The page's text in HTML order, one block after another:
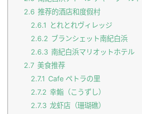
2.6 推荐的酒店和度假村
2.6.1
とれとれヴィレッジ
2.6.2 ブランシェット南紀白浜
2.6.3 南紀白浜マリオットホテル
2.7 美食推荐
2.7.1 Cafe ペトラの里
2.7.2 幸鮨（こうずし）
2.7.3 龙虾店（珊瑚礁）